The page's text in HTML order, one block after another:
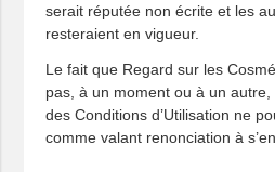
serait réputée non écrite et les
resteraient en vigueur.
Le fait que Regard sur les
pas, à un moment ou à un autre,
des Conditions d’Utilisation ne
comme valant renonciation à